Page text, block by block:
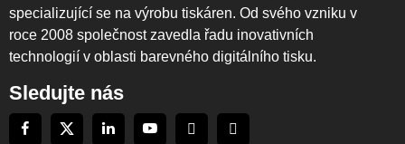
specializující se na výrobu tiskáren. Od svého vzniku v
roce 2008 společnost zavedla řadu inovativních
technologií v oblasti barevného digitálního tisku.
Sledujte nás